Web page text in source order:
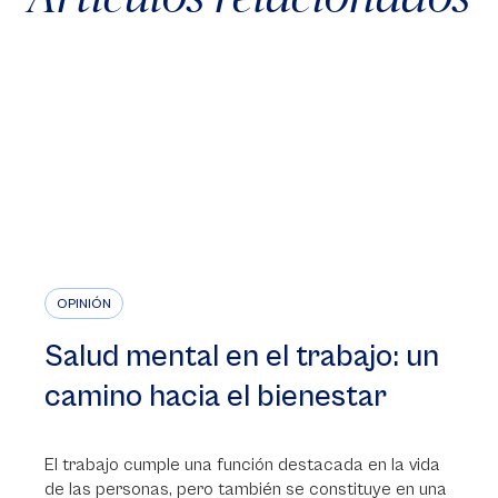
OPINIÓN
Salud mental en el trabajo: un
camino hacia el bienestar
El trabajo cumple una función destacada en la vida
de las personas, pero también se constituye en una